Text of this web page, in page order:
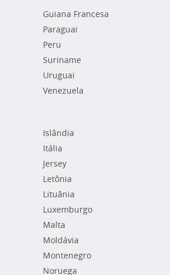
Guiana Francesa
Paraguai
Peru
Suriname
Uruguai
Venezuela
Islândia
Itália
Jersey
Letônia
Lituânia
Luxemburgo
Malta
Moldávia
Montenegro
Noruega